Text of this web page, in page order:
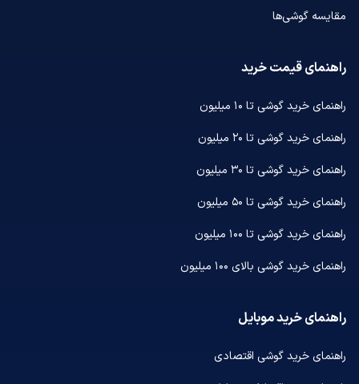
مقایسه گوشی‌ها
راهنمای قیمت خرید
راهنمای خرید گوشی تا ۱۰ میلیون
راهنمای خرید گوشی تا ۲۰ میلیون
راهنمای خرید گوشی تا ۳۰ میلیون
راهنمای خرید گوشی تا ۵۰ میلیون
راهنمای خرید گوشی تا ۱۰۰ میلیون
راهنمای خرید گوشی بالای ۱۰۰ میلیون
راهنمای خرید موبایل
راهنمای خرید گوشی اقتصادی